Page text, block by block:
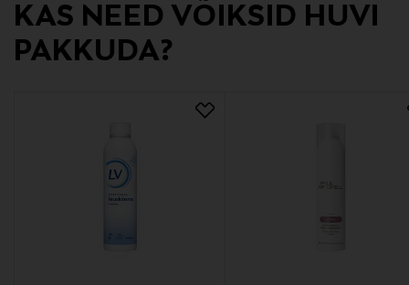
juuksehooldus, KMS
KAS NEED VÕIKSID HUVI
PAKKUDA?